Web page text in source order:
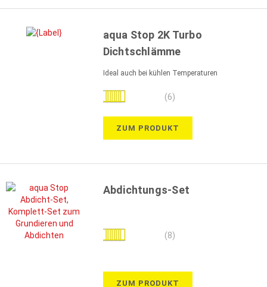
aqua Stop 2K Turbo
Dichtschlämme
Ideal auch bei kühlen Temperaturen
Bewertung: (6)
ZUM PRODUKT
Abdichtungs-Set
Bewertung: (8)
ZUM PRODUKT